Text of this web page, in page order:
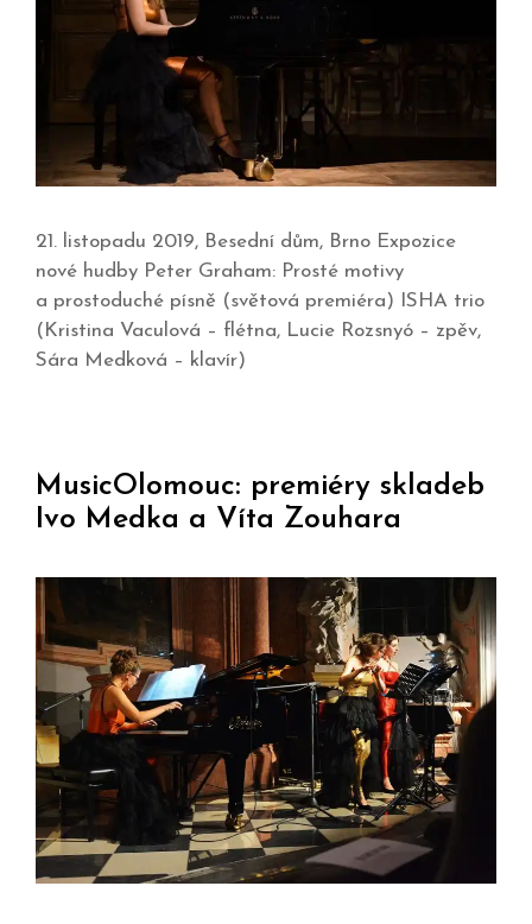
21. listopadu 2019, Besední dům, Brno Expozice
nové hudby Peter Graham: Prosté motivy
a prostoduché písně (světová premiéra) ISHA trio
(Kristina Vaculová – flétna, Lucie Rozsnyó – zpěv,
Sára Medková – klavír)
MusicOlomouc: premiéry skladeb
Ivo Medka a Víta Zouhara